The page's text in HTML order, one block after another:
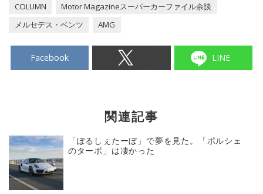
COLUMN
Motor Magazineスーパーカーファイル余談
メルセデス・ベンツ
AMG
Facebook LINE
関連記事
「ぽるしぇたーぼ」で夢を見た。「ポルシェ
のターボ」は凄かった